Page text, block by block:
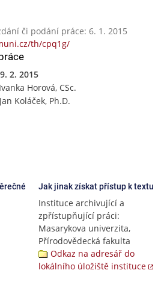
či podání práce: 6. 1. 2015
th/cpq1g/
9. 2. 2015
Horová, CSc.
Koláček, Ph.D.
Jak jinak získat přístup k textu
Instituce archivující a
zpřístupňující práci:
Masarykova univerzita,
Přírodovědecká fakulta
Odkaz na adresář do
lokálního úložiště instituce